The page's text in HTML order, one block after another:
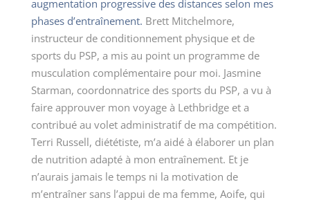
augmentation progressive des distances selon mes
phases d’entraînement. Brett Mitchelmore,
instructeur de conditionnement physique et de
sports du PSP, a mis au point un programme de
musculation complémentaire pour moi. Jasmine
Starman, coordonnatrice des sports du PSP, a vu à
faire approuver mon voyage à Lethbridge et a
contribué au volet administratif de ma compétition.
Terri Russell, diététiste, m’a aidé à élaborer un plan
de nutrition adapté à mon entraînement. Et je
n’aurais jamais le temps ni la motivation de
m’entraîner sans l’appui de ma femme, Aoife, qui